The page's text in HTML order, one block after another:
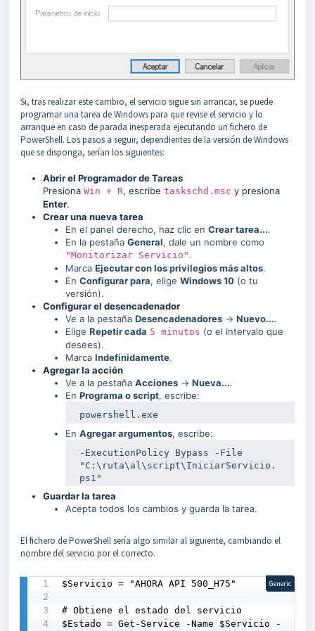
Si, tras realizar este cambio, el servicio sigue sin arrancar, se puede
programar una tarea de Windows para que revise el servicio y lo
arranque en caso de parada inesperada ejecutando un fichero de
PowerShell. Los pasos a seguir, dependientes de la versión de Windows
que se disponga, serían los siguientes:
Abrir el Programador de Tareas
Presiona Win + R, escribe taskschd.msc y presiona
Enter.
Crear una nueva tarea
En el panel derecho, haz clic en Crear tarea....
En la pestaña General, dale un nombre como
"Monitorizar Servicio" .
Marca Ejecutar con los privilegios más altos.
En Configurar para, elige Windows 10 (o tu
versión).
Configurar el desencadenador
Ve a la pestaña Desencadenadores → Nuevo....
Elige Repetir cada 5 minutos (o el intervalo que
desees).
Marca Indefinidamente.
Agregar la acción
Ve a la pestaña Acciones → Nueva....
En Programa o script, escribe:
powershell.exe
En Agregar argumentos, escribe:
-ExecutionPolicy Bypass -File
"C:\ruta\al\script\IniciarServicio.
ps1"
Guardar la tarea
Acepta todos los cambios y guarda la tarea.
El fichero de PowerShell sería algo similar al siguiente, cambiando el
nombre del servicio por el correcto.
$Servicio = "AHORA API 500_H75"
# Obtiene el estado del servicio
$Estado = Get-Service -Name $Servicio -
Generic